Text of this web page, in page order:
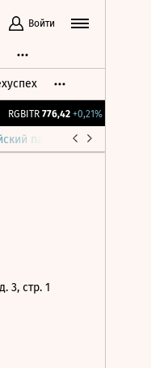
Войти
RGBITR 776,42 +0,21%↑
парламент
3, стр. 1